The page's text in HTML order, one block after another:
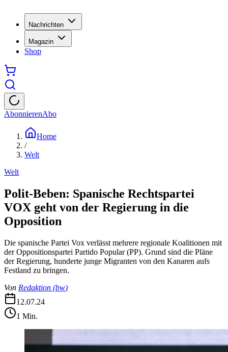
Nachrichten
Magazin
Shop
AbonnierenAbo
Home
/
Welt
Welt
Polit-Beben: Spanische Rechtspartei
VOX geht von der Regierung in die
Opposition
Die spanische Partei Vox verlässt mehrere regionale Koalitionen mit
der Oppositionspartei Partido Popular (PP). Grund sind die Pläne
der Regierung, hunderte junge Migranten von den Kanaren aufs
Festland zu bringen.
Von Redaktion (bw)
12.07.24
1 Min.